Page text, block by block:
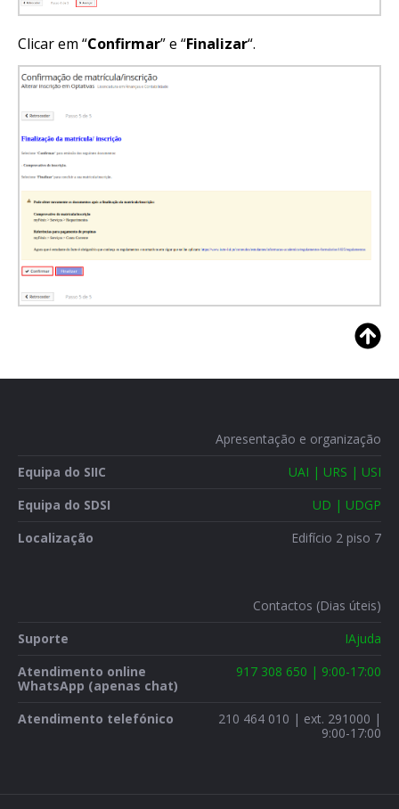
Clicar em “Confirmar” e “Finalizar“.
Apresentação e organização
Equipa do SIIC
UAI | URS | USI
Equipa do SDSI
UD | UDGP
Localização
Edifício 2 piso 7
Contactos (Dias úteis)
Suporte
IAjuda
Atendimento online
WhatsApp (apenas chat)
917 308 650 | 9:00-17:00
Atendimento telefónico
210 464 010 | ext. 291000 |
9:00-17:00